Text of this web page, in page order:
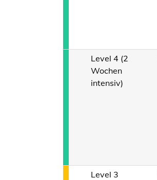
Level 4 (2
Wochen
intensiv)
Level 3